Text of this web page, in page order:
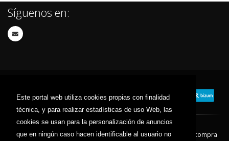
Este portal web utiliza cookies propias con finalidad
técnica, y para realizar estadísticas de uso Web, las
cookies se usan para la personalización de anuncios
que en ningún caso hacen identificable al usuario no
Síguenos en:
Contacto Aviso Legal Condiciones de compra